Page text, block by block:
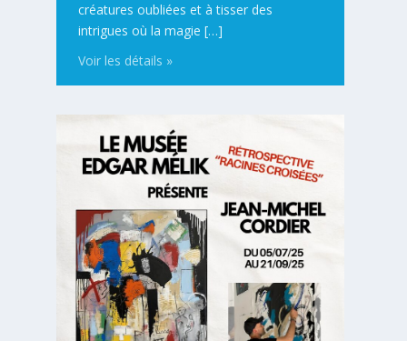
créatures oubliées et à tisser des
intrigues où la magie […]
Voir les détails »